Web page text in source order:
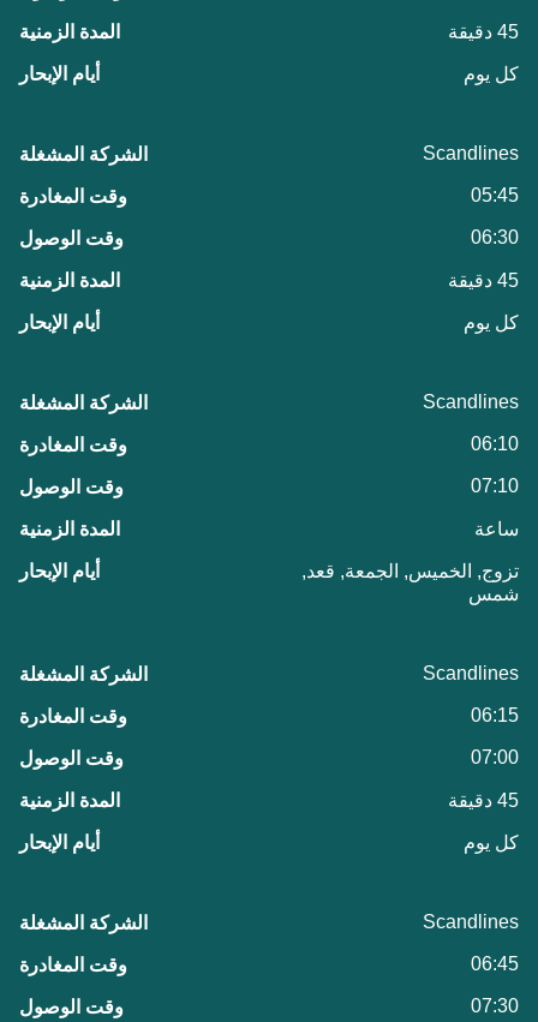
45 دقيقة
كل يوم
Scandlines
05:45
06:30
45 دقيقة
كل يوم
Scandlines
06:10
07:10
ساعة
تزوج, الخميس, الجمعة, قعد,
شمس
Scandlines
06:15
07:00
45 دقيقة
كل يوم
Scandlines
06:45
07:30